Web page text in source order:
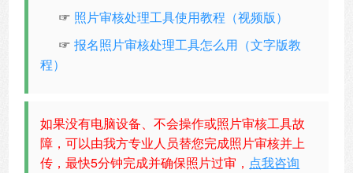
☞ 照片审核处理工具使用教程（视频版）
☞报名照片审核处理工具怎么用（文字版教
程）
如果没有电脑设备、不会操作或照片审核工具故
障，可以由我方专业人员替您完成照片审核并上
传，最快5分钟完成并确保照片过审， 点我咨询